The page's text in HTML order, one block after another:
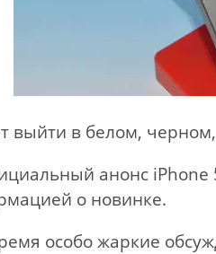
выйти в белом,
анонс iPhone
о новинке.
особо жаркие